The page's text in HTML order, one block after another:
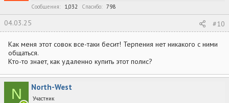
Сообщения
1,032 Спасибо 798
04.03.25 #10
Как меня этот совок все-таки бесит! Терпения нет никакого с ними
общаться.
Кто-то знает, как удаленно купить этот полис?
N North-West
Участник